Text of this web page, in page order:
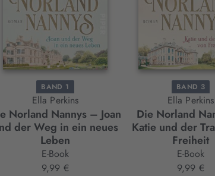
BAND 1
Ella Perkins
Norland Nannys – Joan
der Weg in ein neues
Leben
E-Book
9,99 €
BAND 3
Ella Perkins
Die Norland
Katie und der
Freiheit
E-Book
9,99 €